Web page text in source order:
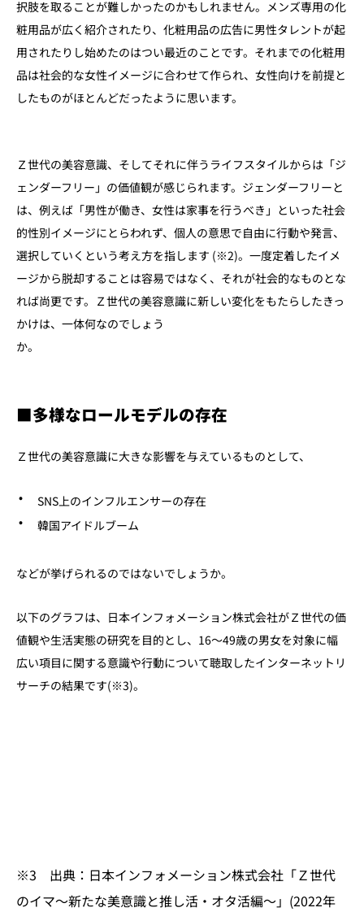
択肢を取ることが難しかったのかもしれません。メンズ専用の化
粧用品が広く紹介されたり、化粧用品の広告に男性タレントが起
用されたりし始めたのはつい最近のことです。それまでの化粧用
品は社会的な女性イメージに合わせて作られ、女性向けを前提と
したものがほとんどだったように思います。
Ｚ世代の美容意識、そしてそれに伴うライフスタイルからは「ジ
ェンダーフリー」の価値観が感じられます。ジェンダーフリーと
は、例えば「男性が働き、女性は家事を行うべき」といった社会
的性別イメージにとらわれず、個人の意思で自由に行動や発言、
選択していくという考え方を指します (※2)。一度定着したイメ
ージから脱却することは容易ではなく、それが社会的なものとな
れば尚更です。Ｚ世代の美容意識に新しい変化をもたらしたきっ
かけは、一体何なのでしょう
■多様なロールモデルの存在
Ｚ世代の美容意識に大きな影響を与えているものとして、
SNS上のインフルエンサーの存在
韓国アイドルブーム
などが挙げられるのではないでしょうか。
以下のグラフは、日本インフォメーション株式会社がＺ世代の価
値観や生活実態の研究を目的とし、16～49歳の男女を対象に幅
広い項目に関する意識や行動について聴取したインターネットリ
サーチの結果です(※3)。
※3 出典：日本インフォメーション株式会社「Ｚ世代
のイマ～新たな美意識と推し活・オタ活編～」(2022年